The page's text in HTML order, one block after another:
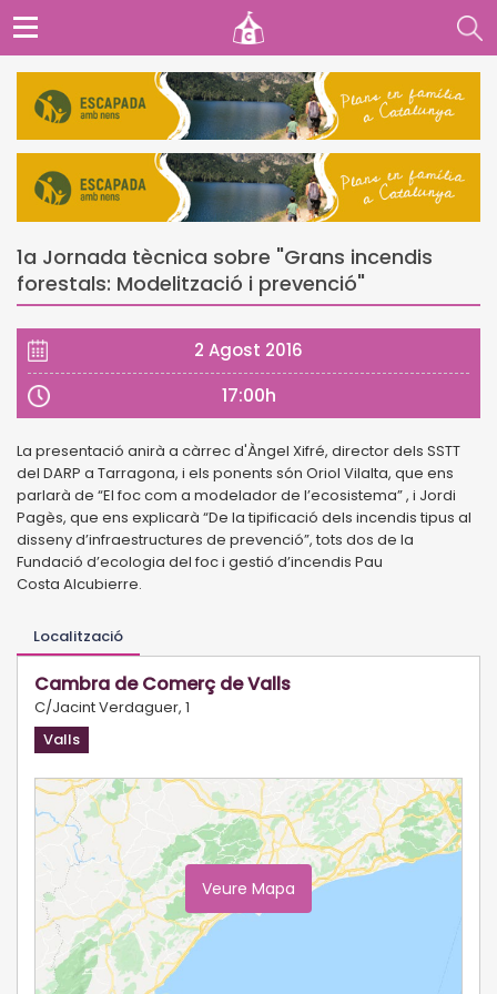
1a Jornada tècnica sobre "Grans incendis
forestals: Modelització i prevenció"
2 Agost 2016
17:00h
La presentació anirà a càrrec d'Àngel Xifré, director dels SSTT
del DARP a Tarragona, i els ponents són Oriol Vilalta, que ens
parlarà de “El foc com a modelador de l’ecosistema” , i Jordi
Pagès, que ens explicarà “De la tipificació dels incendis tipus al
disseny d’infraestructures de prevenció”, tots dos de la
Fundació d’ecologia del foc i gestió d’incendis Pau
Costa Alcubierre.
Localització
Cambra de Comerç de Valls
C/Jacint Verdaguer, 1
Valls
Veure Mapa